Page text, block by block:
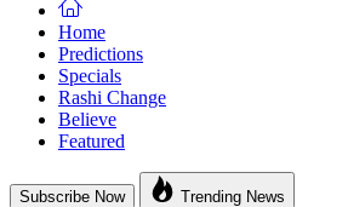
Home
Predictions
Specials
Rashi Change
Believe
Featured
Subscribe Now Trending News